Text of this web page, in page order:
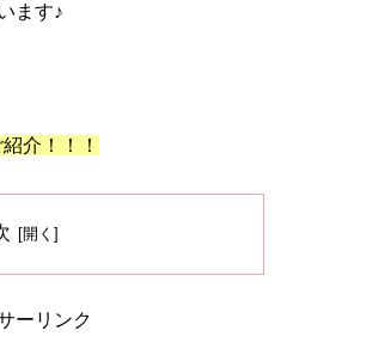
ます♪
介！！！
ーリンク